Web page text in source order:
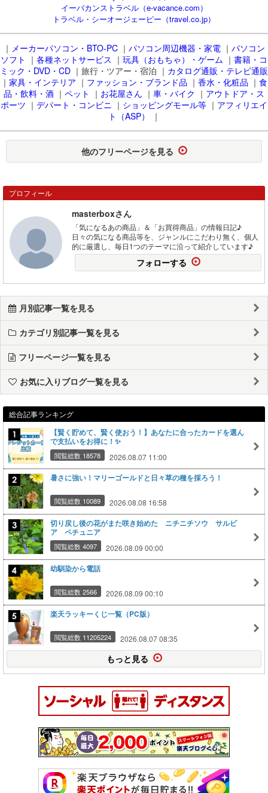
イーバカンストラベル（e-vacance.com）
トラベル・シーオージェーピー（travel.co.jp）
｜ メーカーパソコン・BTO-PC ｜ パソコン周辺機器・家電 ｜ パソコン
ソフト
｜ 各種ネットサービス ｜ 玩具（おもちゃ）・ゲーム ｜ 書籍・コ
ミック・DVD・CD ｜旅行・ツアー・宿泊 ｜ カタログ通販・テレビ通販
｜ 家具・インテリア ｜ ファッション・ブランド品 ｜ 香水・化粧品 ｜ 食
品・飲料・酒 ｜ ペット ｜ お花屋さん ｜ 車・バイク ｜ アウトドア・ス
ポーツ ｜ デパート・コンビニ ｜ ショッピングモール等 ｜ アフィリエイ
ト（ASP）
｜
他のフリーページを見る
プロフィール
masterboxさん
「気になるあの商品」＆「お買得商品」の情報日記♪
日々の気になる商品等を、ジャンルにこだわり無く、個人
的に厳選し、毎日1つのテーマに沿って紹介しています♪
フォローする
月別記事一覧を見る
カテゴリ別記事一覧を見る
フリーページ一覧を見る
お気に入りブログ一覧を見る
総合記事ランキング
【賢く貯めて、賢く使おう！】あなたに合ったカードを選ん
で支払いをお得に！✨
閲覧総数 18578 2026.08.07 11:00
暑さに強い！マリーゴールドと日々草の種を採ろう！
閲覧総数 10089 2026.08.08 16:58
切り戻し後の花がまた咲き始めた ニチニチソウ サルビ
ア ペチュニア
閲覧総数 4097 2026.08.09 00:00
幼馴染から電話
閲覧総数 2566 2026.08.09 00:10
楽天ラッキーくじ一覧（PC版）
閲覧総数 11205224 2026.08.07 08:35
もっと見る